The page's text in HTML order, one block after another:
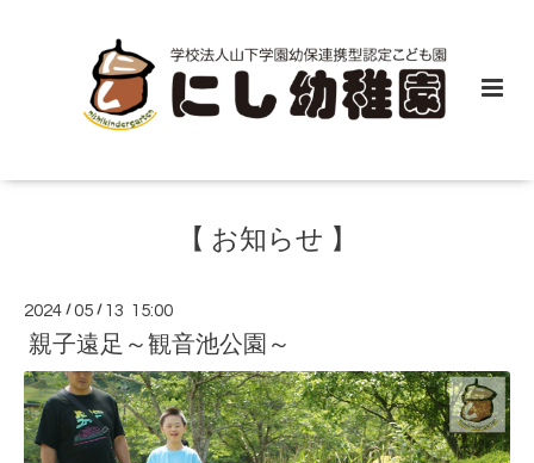
【 お知らせ 】
2024 /05 / 13 15:00
親子遠足～観音池公園～